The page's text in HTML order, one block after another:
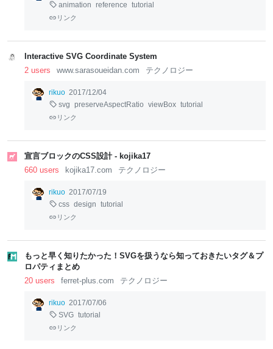
animation reference tutorial
リンク
Interactive SVG Coordinate System
2 users
www.sarasoueidan.com テクノロジー
rikuo 2017/12/04
svg preserveAspectRatio viewBox tutorial
リンク
宣言ブロックのCSS設計 - kojika17
660 users
kojika17.com テクノロジー
rikuo 2017/07/19
css design tutorial
リンク
もっと早く知りたかった！SVGを扱うなら知っておきたいタグ＆プ
ロパティまとめ
20 users
ferret-plus.com テクノロジー
rikuo 2017/07/06
SVG tutorial
リンク